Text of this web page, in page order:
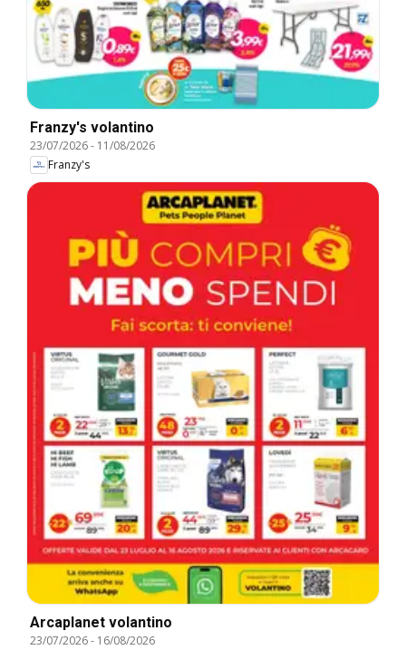
Franzy's volantino
23/07/2026- 11/08/2026
Franzy's
Arcaplanet volantino
23/07/2026- 16/08/2026